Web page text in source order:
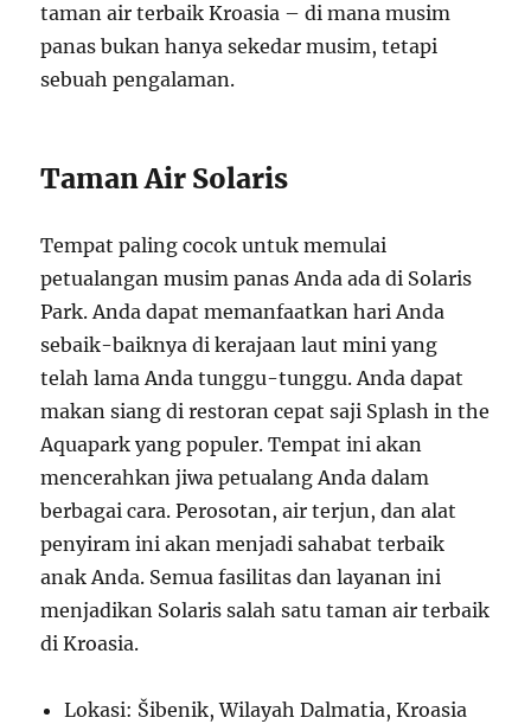
taman air terbaik Kroasia – di mana musim
panas bukan hanya sekedar musim, tetapi
sebuah pengalaman.
Taman Air Solaris
Tempat paling cocok untuk memulai
petualangan musim panas Anda ada di Solaris
Park. Anda dapat memanfaatkan hari Anda
sebaik-baiknya di kerajaan laut mini yang
telah lama Anda tunggu-tunggu. Anda dapat
makan siang di restoran cepat saji Splash in the
Aquapark yang populer. Tempat ini akan
mencerahkan jiwa petualang Anda dalam
berbagai cara. Perosotan, air terjun, dan alat
penyiram ini akan menjadi sahabat terbaik
anak Anda. Semua fasilitas dan layanan ini
menjadikan Solaris salah satu taman air terbaik
di Kroasia.
Lokasi: Šibenik, Wilayah Dalmatia, Kroasia